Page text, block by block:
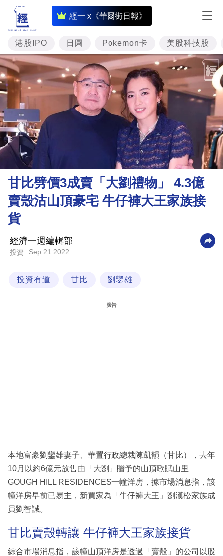
經一 x《華爾街日報》
即
時
財
經
專
題
理
財
商
科
技
港股IPO 日圓 Pokemon卡 美股科技股
甘比劈價3成賣「大劉禮物」 4.3億
賣殼沽山頂豪宅 牛仔褲大王家族接
貨
經濟一週編輯部
投資 Sep 21 2022
投資有道 甘比 劉鑾雄
廣告
本地富豪劉鑾雄妻子、華置行政總裁陳凱韻（甘比），去年
10月以約6億元放售由「大劉」贈予的山頂歌賦山里
GOUGH HILL RESIDENCES一幢洋房，據市場消息指，該
幢洋房早前已易主，新買家為「牛仔褲大王」劉漢松家族成
員劉智誠。
甘比賣殼轉讓 牛仔褲大王家族接貨
綜合市場消息指，該幢山頂洋房是透過「賣殼」的公司以股